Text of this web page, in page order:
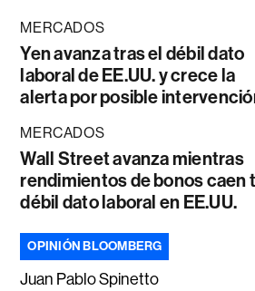
MERCADOS
Yen avanza tras el débil dato
laboral de EE.UU. y crece la
alerta por posible
MERCADOS
Wall Street avanza mientras
rendimientos de bonos caen
débil dato laboral en EE.UU.
OPINIÓN BLOOMBERG
Juan Pablo Spinetto